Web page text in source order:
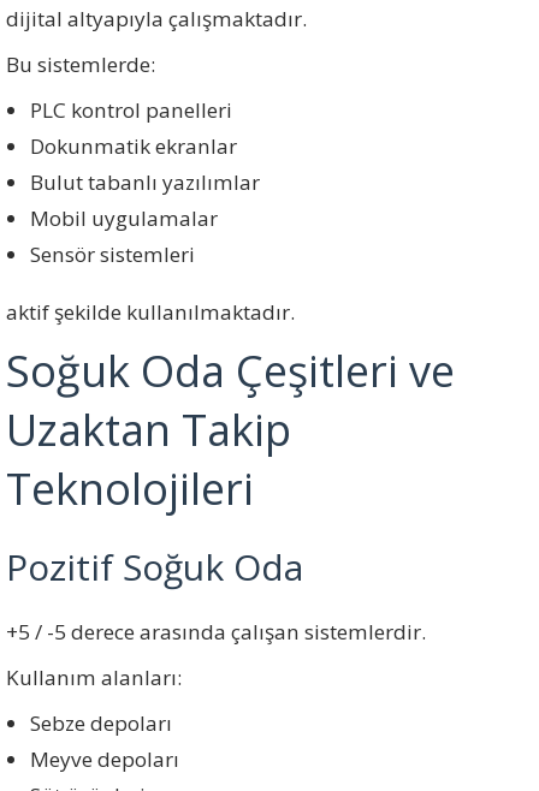
dijital altyapıyla çalışmaktadır.
Bu sistemlerde:
PLC kontrol panelleri
Dokunmatik ekranlar
Bulut tabanlı yazılımlar
Mobil uygulamalar
Sensör sistemleri
aktif şekilde kullanılmaktadır.
Soğuk Oda Çeşitleri ve
Uzaktan Takip
Teknolojileri
Pozitif Soğuk Oda
+5 / -5 derece arasında çalışan sistemlerdir.
Kullanım alanları:
Sebze depoları
Meyve depoları